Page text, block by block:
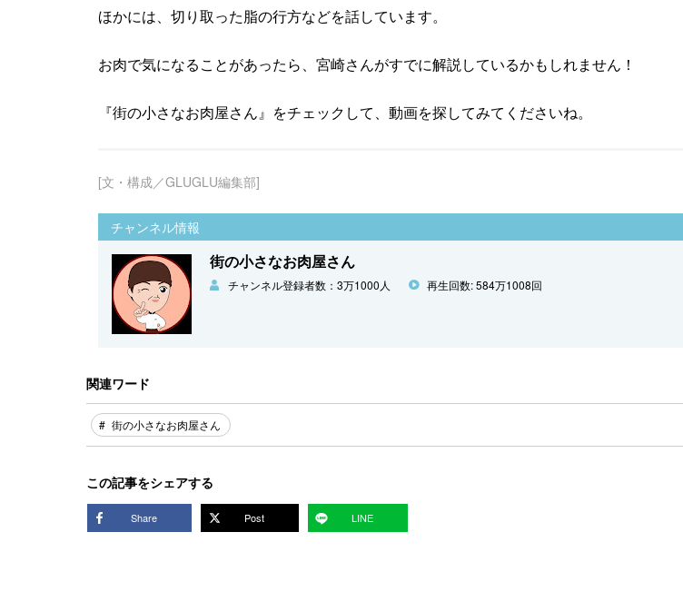
ほかには、切り取った脂の行方などを話しています。
お肉で気になることがあったら、宮崎さんがすでに解説しているかもしれません！
『街の小さなお肉屋さん』をチェックして、動画を探してみてくださいね。
[文・構成／GLUGLU編集部]
チャンネル情報
街の小さなお肉屋さん
チャンネル登録者数：3万1000人 再生回数: 584万1008回
関連ワード
街の小さなお肉屋さん
この記事をシェアする
Share Post LINE